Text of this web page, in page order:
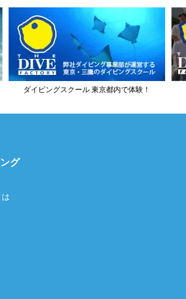
ダイビングスクール 東京都内で体験！
グ